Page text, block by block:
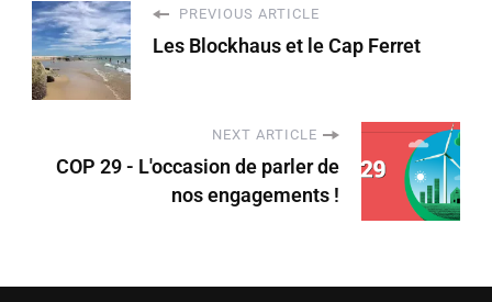
PREVIOUS ARTICLE
Les Blockhaus et le Cap Ferret
NEXT ARTICLE
COP 29 - L'occasion de parler de
nos engagements !